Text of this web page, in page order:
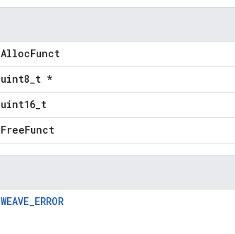
AllocFunct
uint8_t *
uint16_t
FreeFunct
WEAVE_ERROR